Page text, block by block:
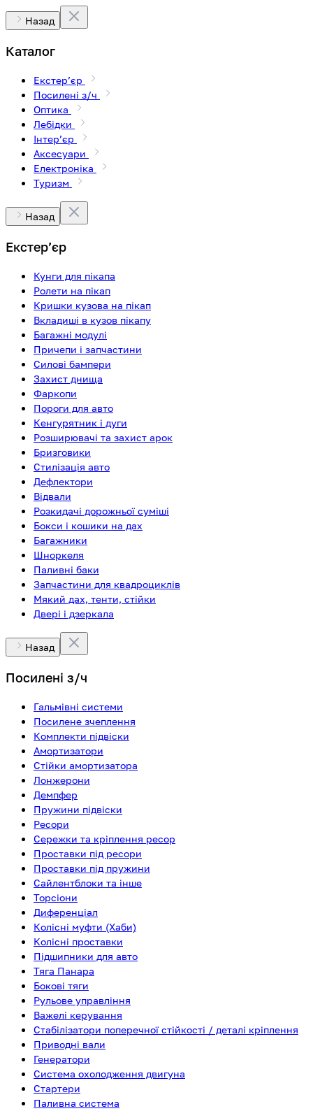
Назад
Каталог
Екстерʼєр
Посилені з/ч
Оптика
Лебідки
Інтерʼєр
Аксесуари
Електроніка
Туризм
Назад
Екстерʼєр
Кунги для пікапа
Ролети на пікап
Кришки кузова на пікап
Вкладиші в кузов пікапу
Багажні модулі
Причепи і запчастини
Силові бампери
Захист днища
Фаркопи
Пороги для авто
Кенгурятник і дуги
Розширювачі та захист арок
Бризговики
Стилізація авто
Дефлектори
Відвали
Розкидачі дорожньої суміші
Бокси і кошики на дах
Багажники
Шноркеля
Паливні баки
Запчастини для квадроциклів
Мякий дах, тенти, стійки
Двері і дзеркала
Назад
Посилені з/ч
Гальмівні системи
Посилене зчеплення
Комплекти підвіски
Амортизатори
Стійки амортизатора
Лонжерони
Демпфер
Пружини підвіски
Ресори
Сережки та кріплення ресор
Проставки під ресори
Проставки під пружини
Сайлентблоки та інше
Торсіони
Диференціал
Колісні муфти (Хаби)
Колісні проставки
Підшипники для авто
Тяга Панара
Бокові тяги
Рульове управління
Важелі керування
Стабілізатори поперечної стійкості / деталі кріплення
Приводні вали
Генератори
Система охолодження двигуна
Стартери
Паливна система